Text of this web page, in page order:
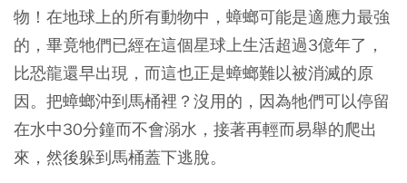
物！在地球上的所有動物中，蟑螂可能是適應力最強
的，畢竟牠們已經在這個星球上生活超過3億年了，
比恐龍還早出現，而這也正是蟑螂難以被消滅的原
因。 把蟑螂沖到馬桶裡？沒用的，因為牠們可以停留
在水中30分鐘而不會溺水，接著再輕而易舉的爬出
來，然後躲到馬桶蓋下逃脫。